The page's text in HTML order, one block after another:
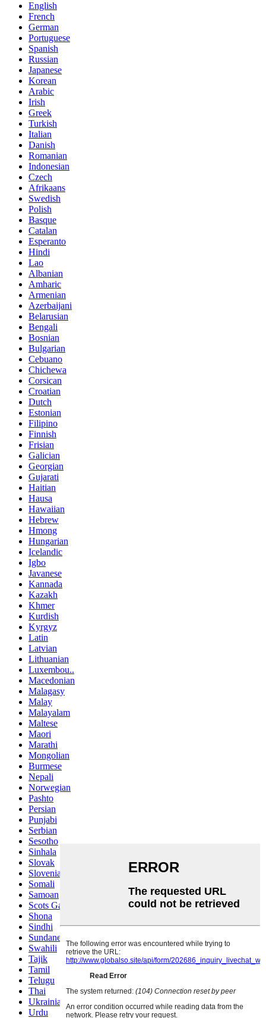
English
French
German
Portuguese
Spanish
Russian
Japanese
Korean
Arabic
Irish
Greek
Turkish
Italian
Danish
Romanian
Indonesian
Czech
Afrikaans
Swedish
Polish
Basque
Catalan
Esperanto
Hindi
Lao
Albanian
Amharic
Armenian
Azerbaijani
Belarusian
Bengali
Bosnian
Bulgarian
Cebuano
Chichewa
Corsican
Croatian
Dutch
Estonian
Filipino
Finnish
Frisian
Galician
Georgian
Gujarati
Haitian
Hausa
Hawaiian
Hebrew
Hmong
Hungarian
Icelandic
Igbo
Javanese
Kannada
Kazakh
Khmer
Kurdish
Kyrgyz
Latin
Latvian
Lithuanian
Luxembou..
Macedonian
Malagasy
Malay
Malayalam
Maltese
Maori
Marathi
Mongolian
Burmese
Nepali
Norwegian
Pashto
Persian
Punjabi
Serbian
Sesotho
Sinhala
Slovak
Slovenian
Somali
Samoan
Scots Gaelic
Shona
Sindhi
Sundanese
Swahili
Tajik
Tamil
Telugu
Thai
Ukrainian
Urdu